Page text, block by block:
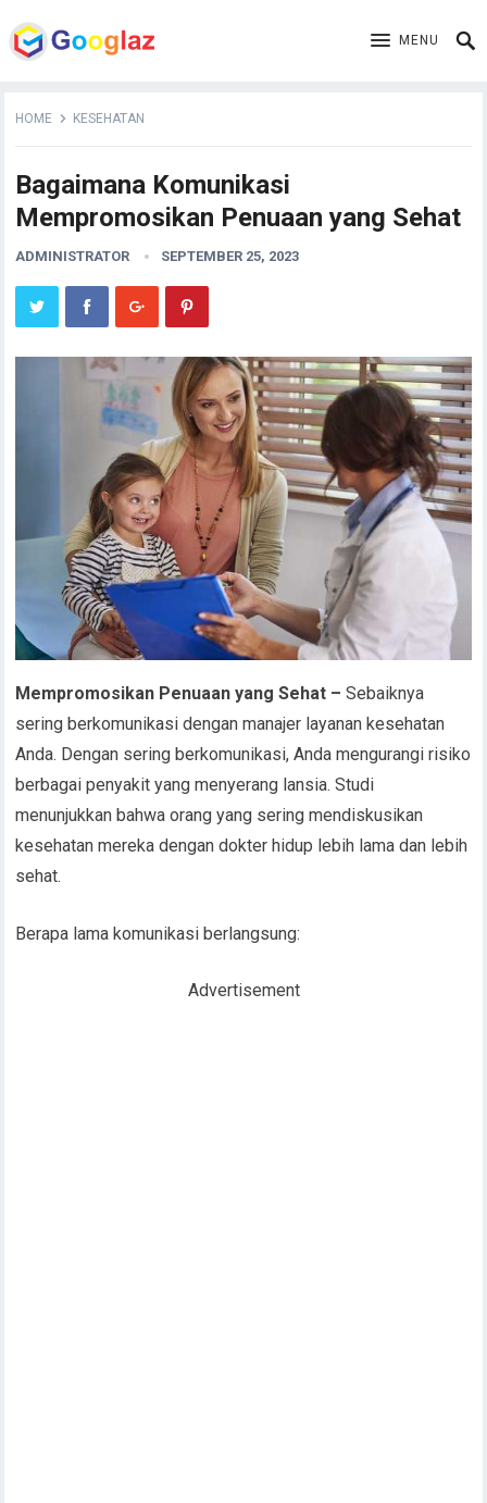
MENU
HOME KESEHATAN
Bagaimana Komunikasi
Mempromosikan Penuaan yang Sehat
ADMINISTRATOR SEPTEMBER 25, 2023
Mempromosikan Penuaan yang Sehat – Sebaiknya
sering berkomunikasi dengan manajer layanan kesehatan
Anda. Dengan sering berkomunikasi, Anda mengurangi risiko
berbagai penyakit yang menyerang lansia. Studi
menunjukkan bahwa orang yang sering mendiskusikan
kesehatan mereka dengan dokter hidup lebih lama dan lebih
sehat.
Berapa lama komunikasi berlangsung:
Advertisement